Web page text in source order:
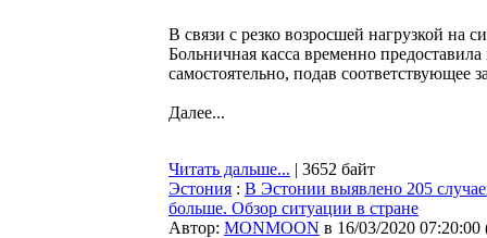
В связи с резко возросшей нагрузкой на
Больничная касса временно
самостоятельно, подав соответствующее
Далее...
Читать дальше... | 3652 байт
Эстония : В Эстонии выявлено 205
больше. Обзор ситуации в стране
Автор: MONMOON в 16/03/2020 07:20:00